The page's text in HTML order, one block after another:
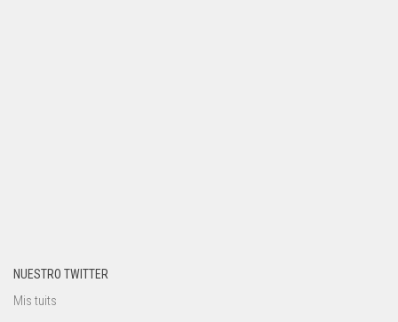
NUESTRO TWITTER
Mis tuits